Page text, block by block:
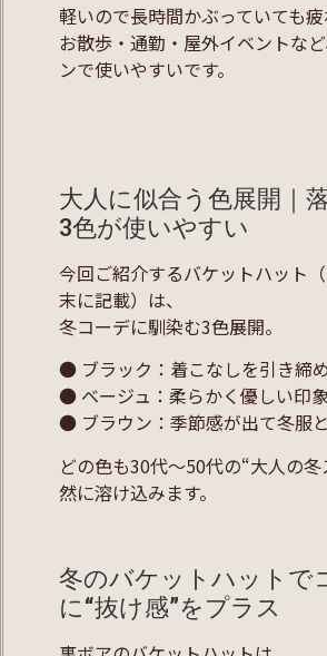
軽いので長時間かぶっていても疲
お散歩・通勤・屋外イベントな
ンで使いやすいです。
大人に似合う色展開｜
3色が使いやすい
今回ご紹介するバケットハット
末に記載）は、
冬コーデに馴染む3色展開。
● ブラック：着こなしを引き締
● ベージュ：柔らかく優しい印
● ブラウン：季節感が出て冬服
どの色も30代〜50代の“大人の
然に溶け込みます。
冬のバケットハットで
に“抜け感”をプラス